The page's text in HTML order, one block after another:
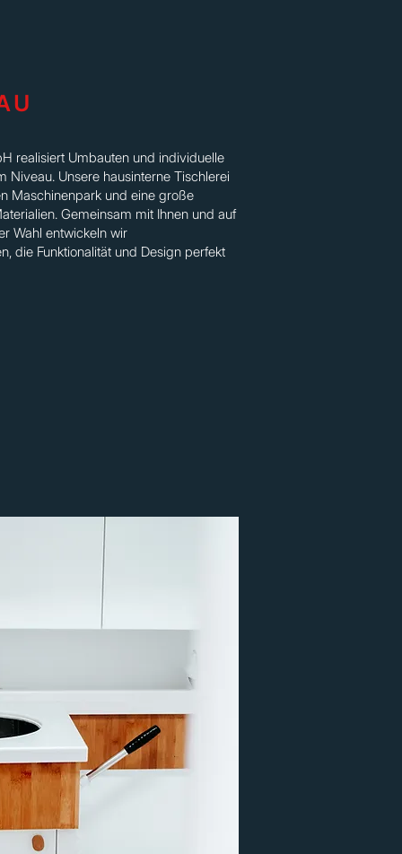
realisiert Umbauten und individuelle
Niveau. Unsere hausinterne Tischlerei
Maschinenpark und eine große
Gemeinsam mit Ihnen und auf
Wahl entwickeln wir
die Funktionalität und Design perfekt